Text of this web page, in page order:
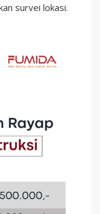
survei lokasi.